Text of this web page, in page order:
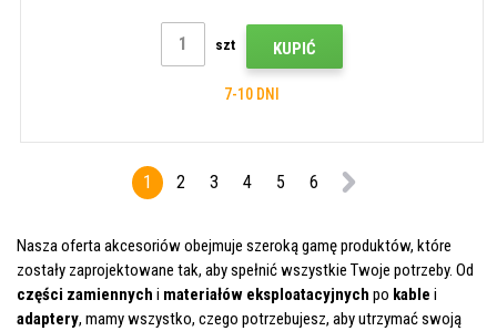
szt KUPIĆ
7-10 DNI
1 2 3 4 5 6
Nasza oferta akcesoriów obejmuje szeroką gamę produktów, które
zostały zaprojektowane tak, aby spełnić wszystkie Twoje potrzeby. Od
części zamiennych i materiałów eksploatacyjnych po kable i
adaptery, mamy wszystko, czego potrzebujesz, aby utrzymać swoją